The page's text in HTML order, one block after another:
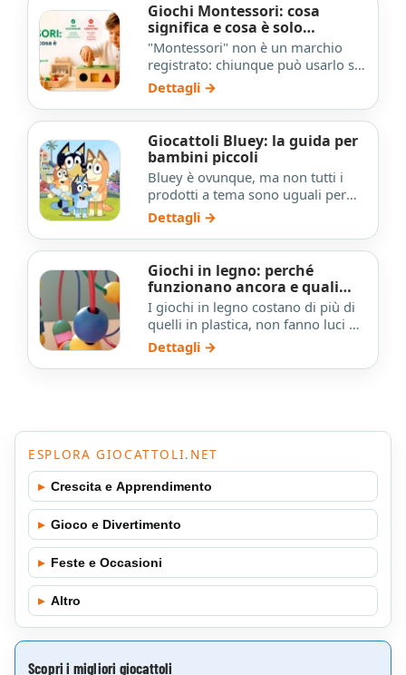
Giochi Montessori: cosa
significa e cosa è solo
marketing
"Montessori" non è un marchio
registrato: chiunque può usarlo su
qualsiasi prodotto. Questa guida
spiega i 4 criteri o…
Dettagli →
Giocattoli Bluey: la guida per
bambini piccoli
Bluey è ovunque, ma non tutti i
prodotti a tema sono uguali per
qualità e adattabilità all'età. Questa
guida separa pe…
Dettagli →
Giochi in legno: perché
funzionano ancora e quali
scegliere
I giochi in legno costano di più di
quelli in plastica, non fanno luci né
suoni, eppure i bambini ci tornano
sempre. Q…
Dettagli →
ESPLORA GIOCATTOLI.NET
▸ Crescita e Apprendimento
▸ Gioco e Divertimento
▸ Feste e Occasioni
▸ Altro
Scopri i migliori giocattoli